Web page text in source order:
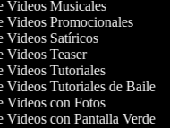
Videos Musicales
Videos Promocionales
Videos Satíricos
Videos Teaser
Videos Tutoriales
Videos Tutoriales de Baile
Videos con Fotos
Videos con Pantalla Verde